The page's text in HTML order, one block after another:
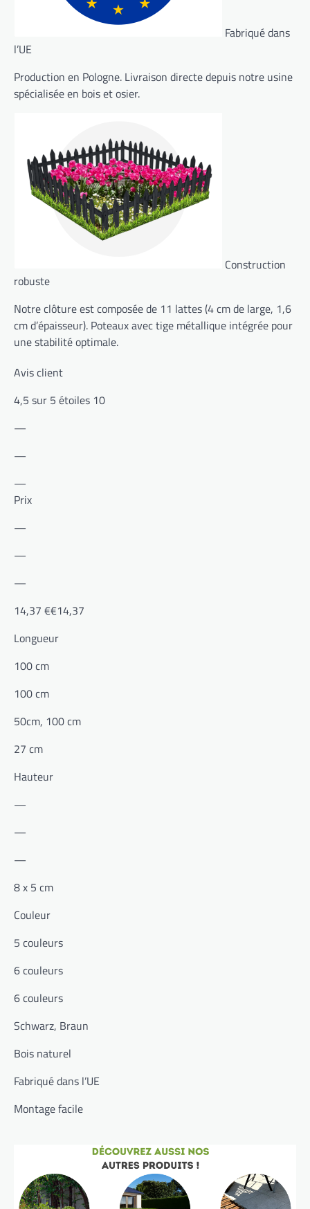
Fabriqué dans
l’UE
Production en Pologne. Livraison directe depuis notre usine
spécialisée en bois et osier.
Construction
robuste
Notre clôture est composée de 11 lattes (4 cm de large, 1,6
cm d’épaisseur). Poteaux avec tige métallique intégrée pour
une stabilité optimale.
Avis client
4,5 sur 5 étoiles 10
—
—
—
Prix
—
—
—
14,37 €€14,37
Longueur
100 cm
100 cm
50cm, 100 cm
27 cm
Hauteur
—
—
—
8 x 5 cm
Couleur
5 couleurs
6 couleurs
6 couleurs
‎Schwarz, Braun
Bois naturel
Fabriqué dans l’UE
Montage facile